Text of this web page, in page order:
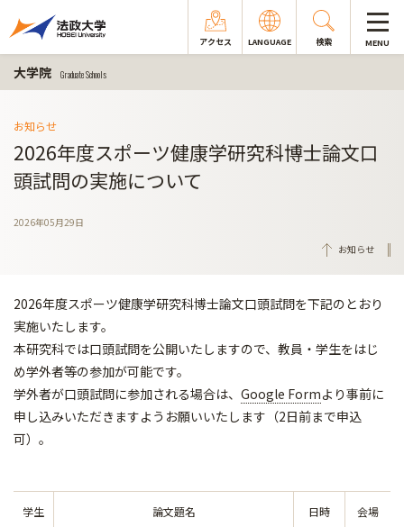
アクセス LANGUAGE 検索 MENU
大学院 Graduate Schools
お知らせ
2026年度スポーツ健康学研究科博士論文口
頭試問の実施について
2026年05月29日
お知らせ
2026年度スポーツ健康学研究科博士論文口頭試問を下記のとおり
実施いたします。
本研究科では口頭試問を公開いたしますので、教員・学生をはじ
め学外者等の参加が可能です。
学外者が口頭試問に参加される場合は、 Google Formより事前に
申し込みいただきますようお願いいたします（2日前まで申込
可）。
学生 論文題名 日時 会場